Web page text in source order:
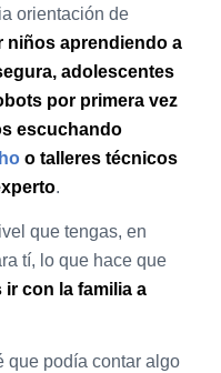
orientación de
niños aprendiendo a
adolescentes
por primera vez
escuchando
o talleres técnicos
.
que tengas, en
tí, lo que hace que
con la familia a
que podía contar algo